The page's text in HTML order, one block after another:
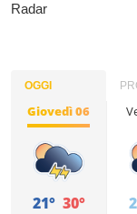
Radar
OGGI
Giovedì 06
21° 30°